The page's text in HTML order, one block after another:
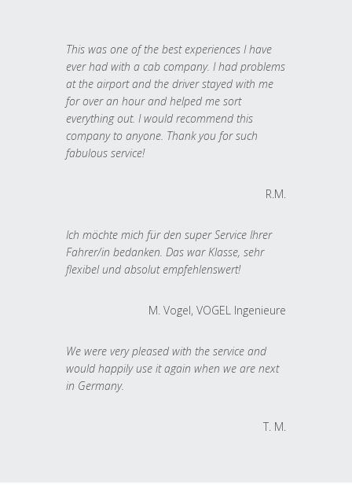
This was one of the best experiences I have
ever had with a cab company. I had problems
at the airport and the driver stayed with me
for over an hour and helped me sort
everything out. I would recommend this
company to anyone. Thank you for such
fabulous service!
R.M.
Ich möchte mich für den super Service Ihrer
Fahrer/in bedanken. Das war Klasse, sehr
flexibel und absolut empfehlenswert!
M. Vogel, VOGEL Ingenieure
We were very pleased with the service and
would happily use it again when we are next
in Germany.
T. M.